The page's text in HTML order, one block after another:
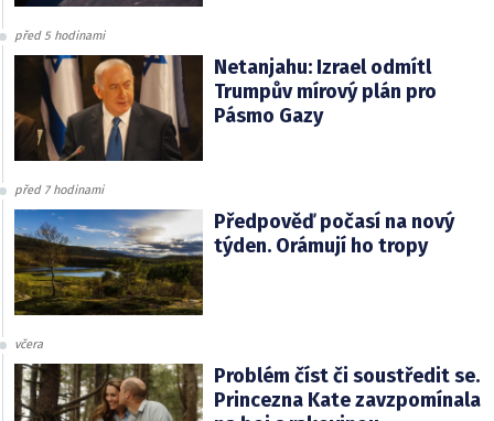
před 5 hodinami
Netanjahu: Izrael odmítl
Trumpův mírový plán pro
Pásmo Gazy
před 7 hodinami
Předpověď počasí na nový
týden. Orámují ho tropy
včera
Problém číst či soustředit se.
Princezna Kate zavzpomínala